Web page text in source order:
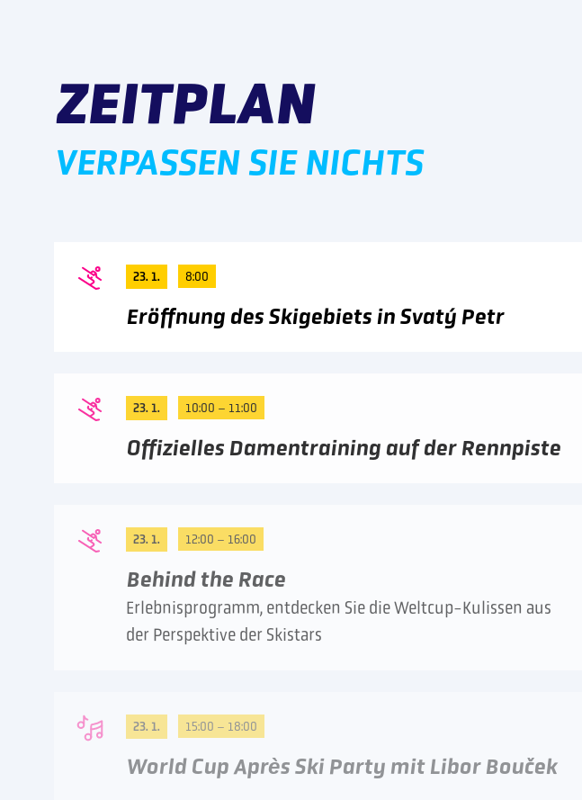
ZEITPLAN
VERPASSEN SIE NICHTS
23. 1. 8:00
Eröffnung des Skigebiets in Svatý Petr
23. 1. 10:00 – 11:00
Offizielles Damentraining auf der Rennpiste
23. 1. 12:00 – 16:00
Behind the Race
Erlebnisprogramm, entdecken Sie die Weltcup-Kulissen aus
der Perspektive der Skistars
23. 1. 15:00 – 18:00
World Cup Après Ski Party mit Libor Bouček